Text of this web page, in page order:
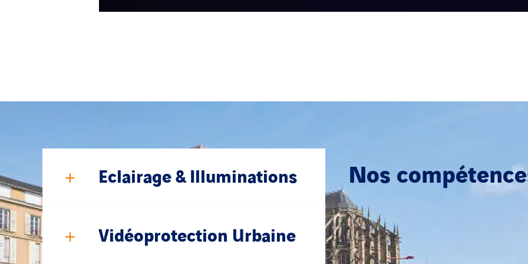
Nos
Eclairage & Illuminations
Vidéoprotection Urbaine